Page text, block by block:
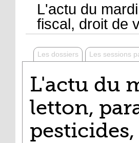
L'actu du
fiscal, droit de
Les dossiers Les sessions
L'actu du
letton,